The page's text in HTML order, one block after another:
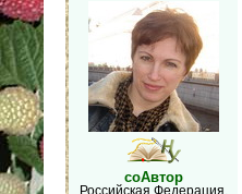
соАвтор
Российская Федерация,